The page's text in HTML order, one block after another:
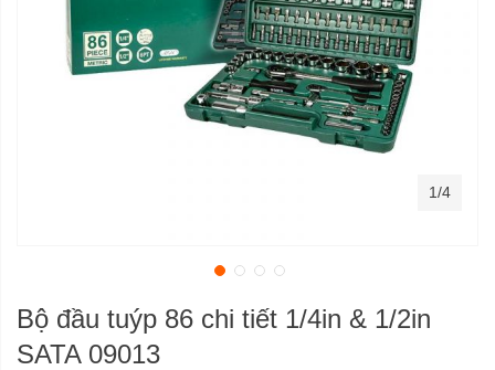
Bộ đầu tuýp 86 chi tiết 1/4in & 1/2in
SATA 09013
1/4